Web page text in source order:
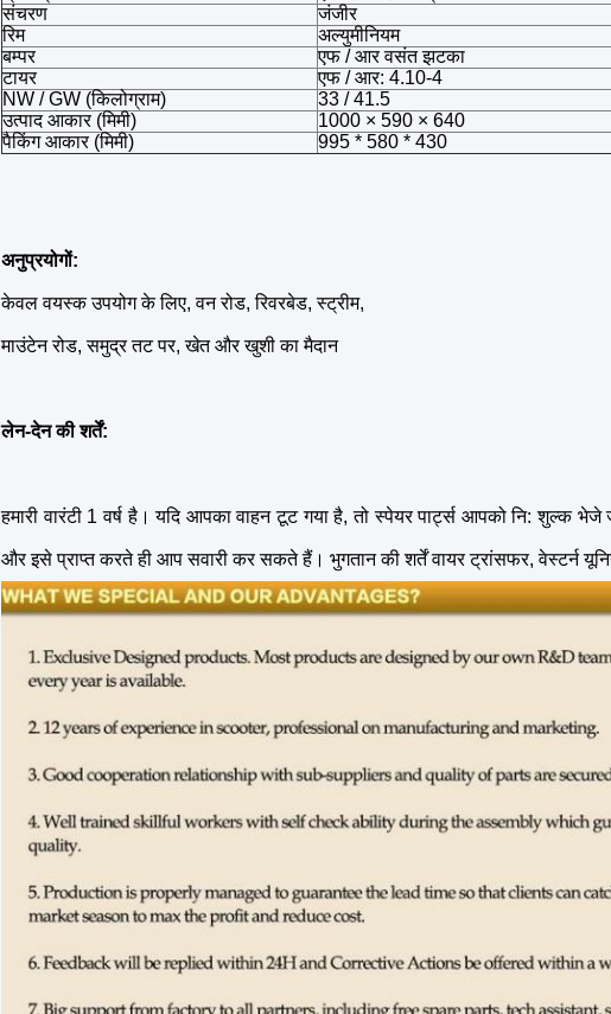
संचरण
जंजीर
रिम
अल्युमीनियम
बम्पर
एफ / आर वसंत झटका
टायर
एफ / आर: 4.10-4
NW / GW (किलोग्राम)
33 / 41.5
उत्पाद आकार (मिमी)
1000 × 590 × 640
पैकिंग आकार (मिमी)
995 * 580 * 430
अनुप्रयोगों:
केवल वयस्क उपयोग के लिए, वन रोड, रिवरबेड, स्ट्रीम,
माउंटेन रोड, समुद्र तट पर, खेत और खुशी का मैदान
लेन-देन की शर्तें:
हमारी वारंटी 1 वर्ष है। यदि आपका वाहन टूट गया है, तो स्पेयर पार्ट्स आपको नि: शुल्क भेजे
और इसे प्राप्त करते ही आप सवारी कर सकते हैं। भुगतान की शर्तें वायर ट्रांसफर, वेस्टर्न